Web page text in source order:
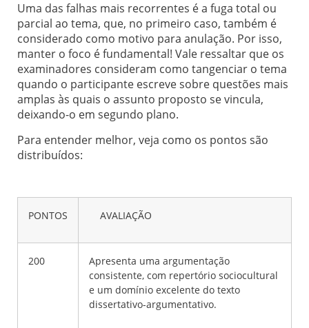
Uma das falhas mais recorrentes é a fuga total ou
parcial ao tema, que, no primeiro caso, também é
considerado como motivo para anulação. Por isso,
manter o foco é fundamental! Vale ressaltar que os
examinadores consideram como tangenciar o tema
quando o participante escreve sobre questões mais
amplas às quais o assunto proposto se vincula,
deixando-o em segundo plano.
Para entender melhor, veja como os pontos são
distribuídos:
PONTOS AVALIAÇÃO
200
Apresenta uma argumentação
consistente, com repertório sociocultural
e um domínio excelente do texto
dissertativo-argumentativo.